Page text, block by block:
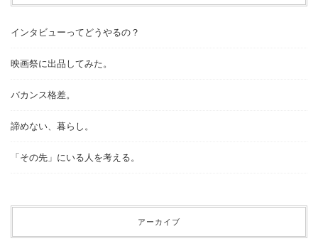
インタビューってどうやるの？
映画祭に出品してみた。
バカンス格差。
諦めない、暮らし。
「その先」にいる人を考える。
アーカイブ